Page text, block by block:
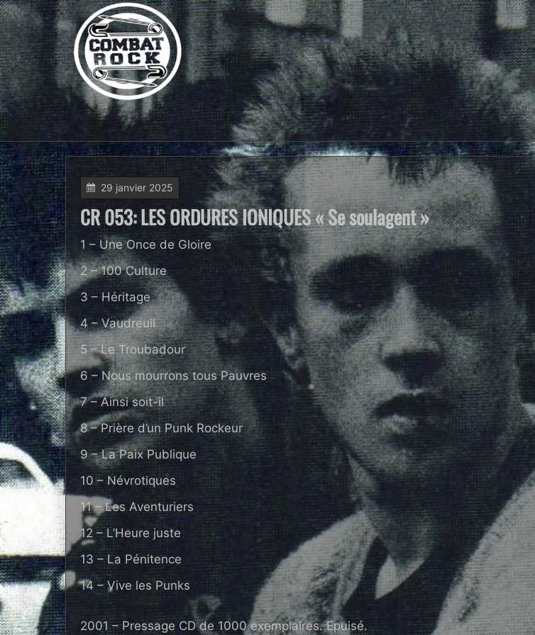
29 janvier 2025
CR 053: LES ORDURES IONIQUES « Se soulagent »
1 – Une Once de Gloire
2 – 100 Culture
3 – Héritage
4 – Vaudreuil
5 – Le Troubadour
6 – Nous mourrons tous Pauvres
7 – Ainsi soit-il
8 – Prière d’un Punk Rockeur
9 – La Paix Publique
10 – Névrotiques
11 – Les Aventuriers
12 – L’Heure juste
13 – La Pénitence
14 – Vive les Punks
2001 – Pressage CD de 1000 exemplaires. Epuisé.